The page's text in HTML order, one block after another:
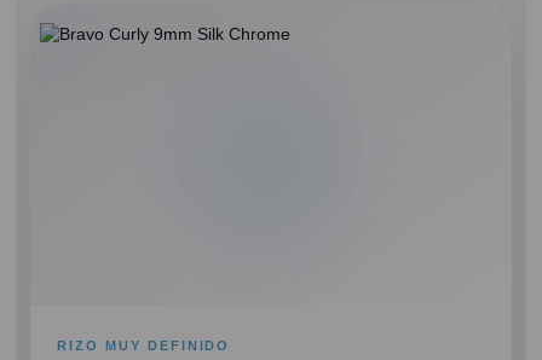
RIZO MUY DEFINIDO